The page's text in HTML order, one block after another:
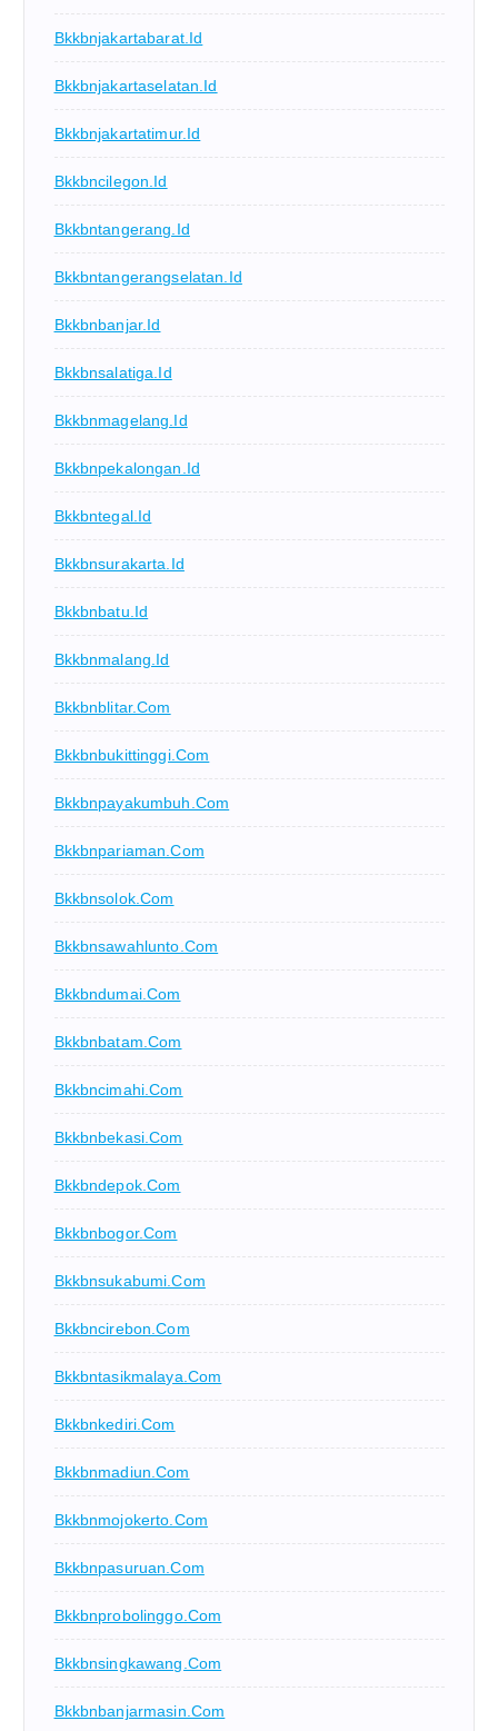
Bkkbnjakartabarat.id
Bkkbnjakartaselatan.id
Bkkbnjakartatimur.id
Bkkbncilegon.id
Bkkbntangerang.id
Bkkbntangerangselatan.id
Bkkbnbanjar.id
Bkkbnsalatiga.id
Bkkbnmagelang.id
Bkkbnpekalongan.id
Bkkbntegal.id
Bkkbnsurakarta.id
Bkkbnbatu.id
Bkkbnmalang.id
Bkkbnblitar.com
Bkkbnbukittinggi.com
Bkkbnpayakumbuh.com
Bkkbnpariaman.com
Bkkbnsolok.com
Bkkbnsawahlunto.com
Bkkbndumai.com
Bkkbnbatam.com
Bkkbncimahi.com
Bkkbnbekasi.com
Bkkbndepok.com
Bkkbnbogor.com
Bkkbnsukabumi.com
Bkkbncirebon.com
Bkkbntasikmalaya.com
Bkkbnkediri.com
Bkkbnmadiun.com
Bkkbnmojokerto.com
Bkkbnpasuruan.com
Bkkbnprobolinggo.com
Bkkbnsingkawang.com
Bkkbnbanjarmasin.com